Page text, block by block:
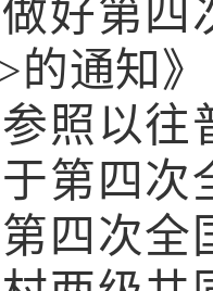
好第四
的通知
照以往
第四
第四次全